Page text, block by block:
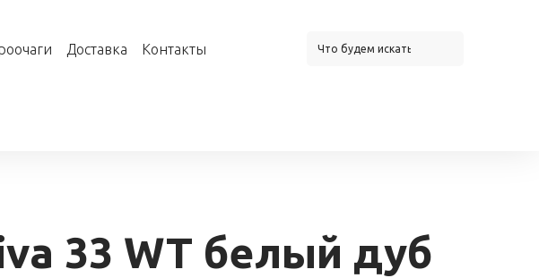
Доставка Контакты
33 WT белый дуб